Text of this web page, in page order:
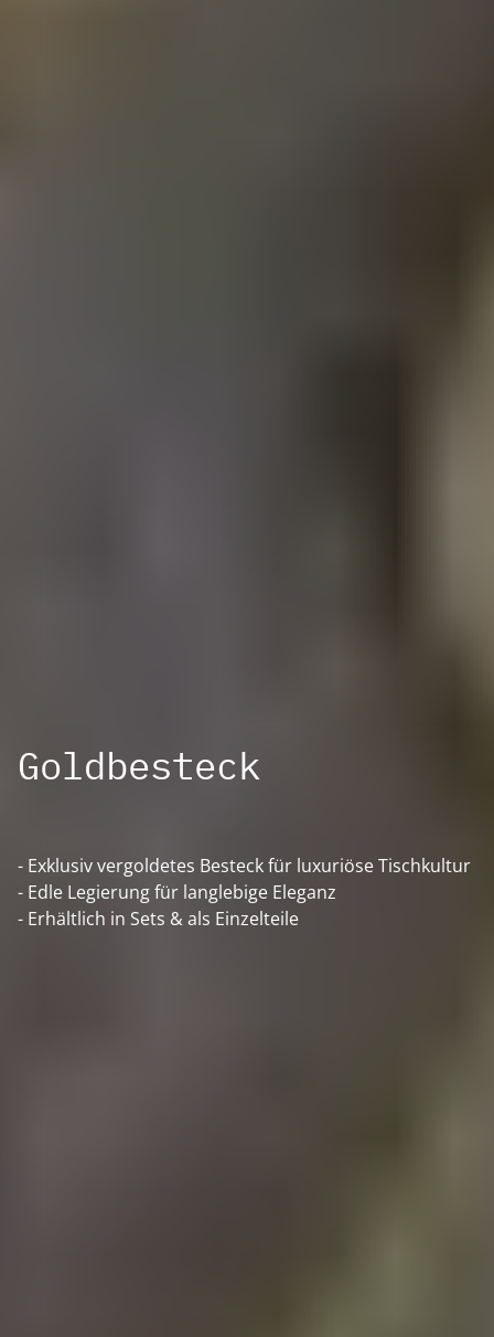
Goldbesteck
- Exklusiv vergoldetes Besteck für luxuriöse Tischkultur
- Edle Legierung für langlebige Eleganz
- Erhältlich in Sets & als Einzelteile